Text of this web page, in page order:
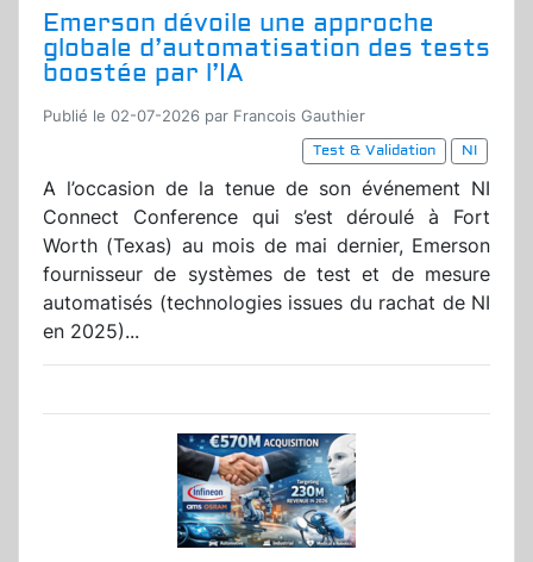
Emerson dévoile une approche
globale d’automatisation des tests
boostée par l’IA
Publié le 02-07-2026 par Francois Gauthier
Test & Validation
NI
A l’occasion de la tenue de son événement NI
Connect Conference qui s’est déroulé à Fort
Worth (Texas) au mois de mai dernier, Emerson
fournisseur de systèmes de test et de mesure
automatisés (technologies issues du rachat de NI
en 2025)...